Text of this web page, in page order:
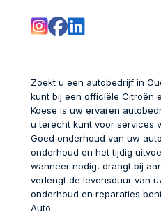
Zoekt u een autobedrijf in
kunt bij een officiële Citroën
Koese is uw ervaren
u terecht kunt voor services
Goed onderhoud van uw
onderhoud en het tijdig
wanneer nodig, draagt bij
verlengt de levensduur van
onderhoud en reparaties
Auto